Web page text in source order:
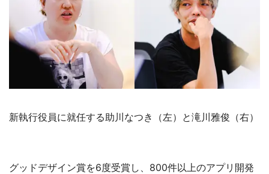
新執行役員に就任する助川なつき（左）と滝川雅俊（右）
グッドデザイン賞を6度受賞し、800件以上のアプリ開発